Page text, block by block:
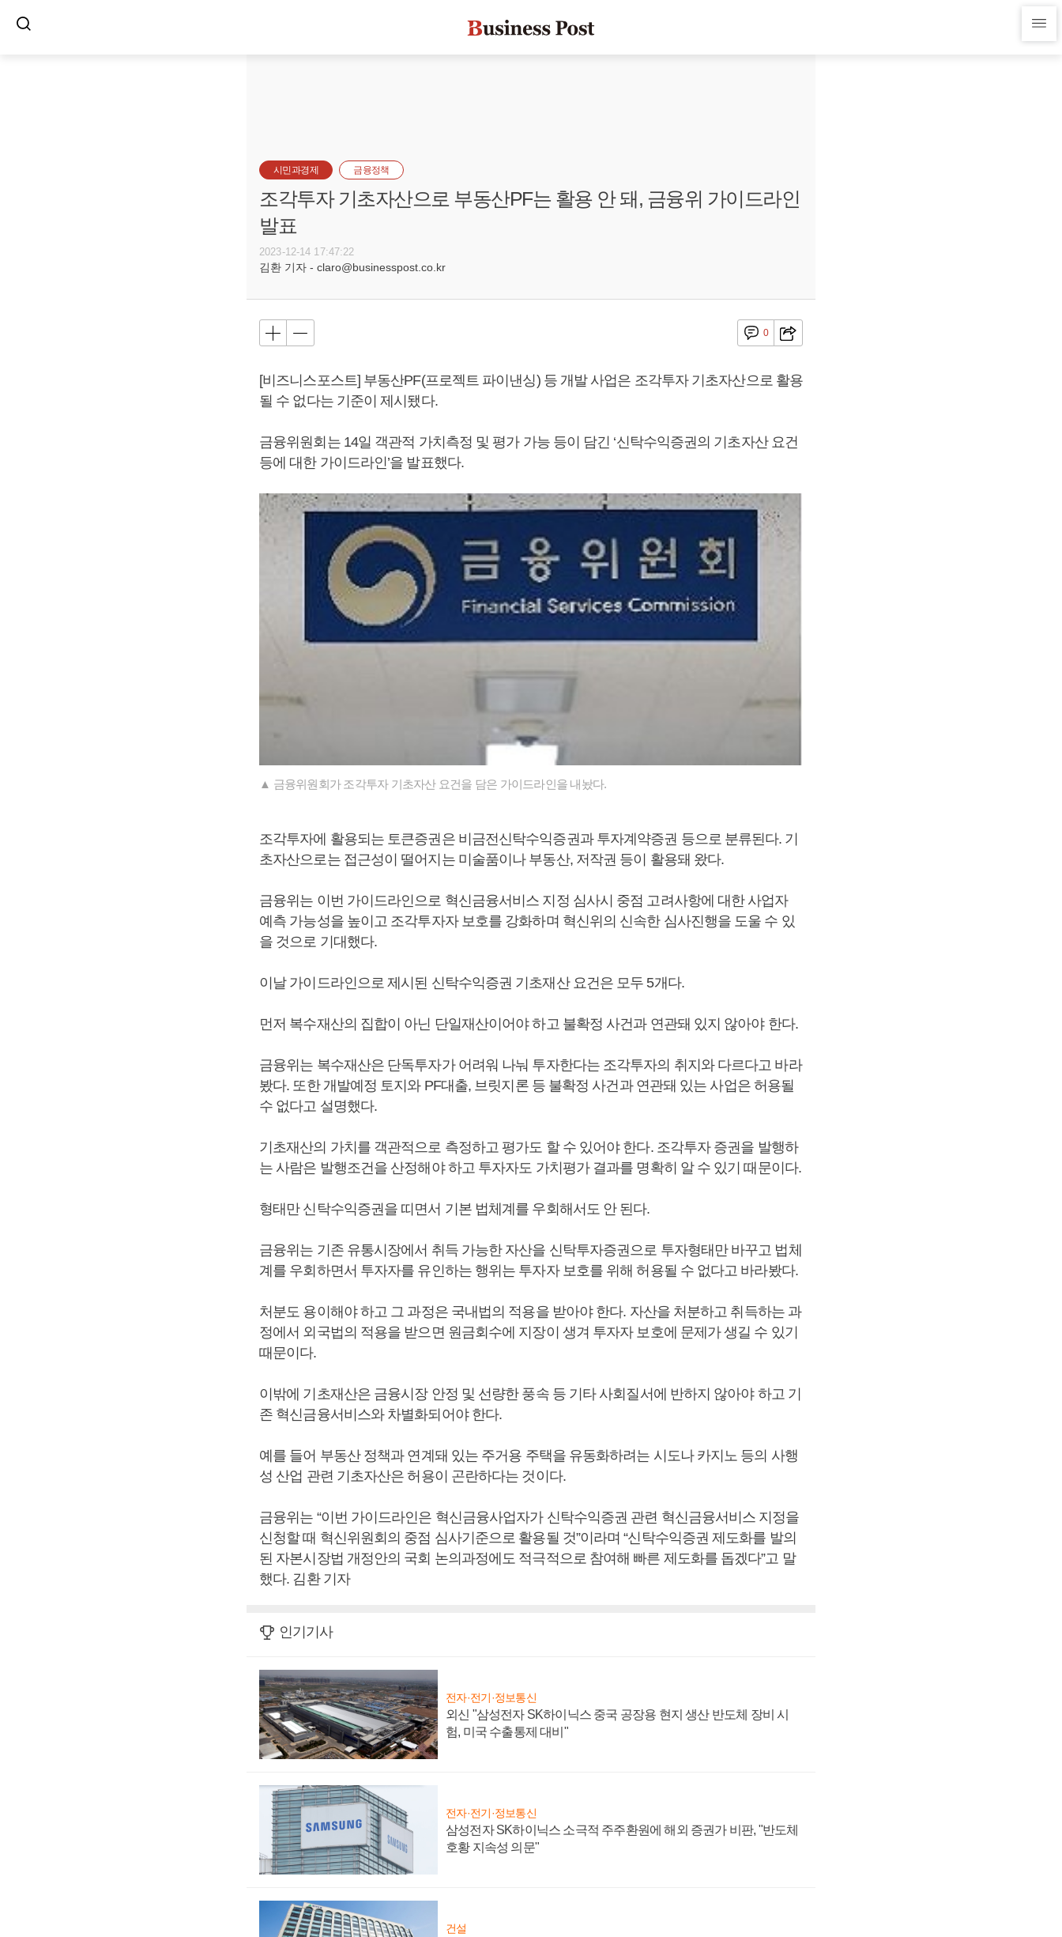
시민과경제 금융정책
조각투자 기초자산으로 부동산PF는 활용 안 돼, 금융위 가이드라인
발표
2023-12-14 17:47:22
김환 기자 - claro@businesspost.co.kr
0
[비즈니스포스트] 부동산PF(프로젝트 파이낸싱) 등 개발 사업은 조각투자 기초자산으로 활용
될 수 없다는 기준이 제시됐다.
금융위원회는 14일 객관적 가치측정 및 평가 가능 등이 담긴 ‘신탁수익증권의 기초자산 요건
등에 대한 가이드라인’을 발표했다.
▲ 금융위원회가 조각투자 기초자산 요건을 담은 가이드라인을 내놨다.
조각투자에 활용되는 토큰증권은 비금전신탁수익증권과 투자계약증권 등으로 분류된다. 기
초자산으로는 접근성이 떨어지는 미술품이나 부동산, 저작권 등이 활용돼 왔다.
금융위는 이번 가이드라인으로 혁신금융서비스 지정 심사시 중점 고려사항에 대한 사업자
예측 가능성을 높이고 조각투자자 보호를 강화하며 혁신위의 신속한 심사진행을 도울 수 있
을 것으로 기대했다.
이날 가이드라인으로 제시된 신탁수익증권 기초재산 요건은 모두 5개다.
먼저 복수재산의 집합이 아닌 단일재산이어야 하고 불확정 사건과 연관돼 있지 않아야 한다.
금융위는 복수재산은 단독투자가 어려워 나눠 투자한다는 조각투자의 취지와 다르다고 바라
봤다. 또한 개발예정 토지와 PF대출, 브릿지론 등 불확정 사건과 연관돼 있는 사업은 허용될
수 없다고 설명했다.
기초재산의 가치를 객관적으로 측정하고 평가도 할 수 있어야 한다. 조각투자 증권을 발행하
는 사람은 발행조건을 산정해야 하고 투자자도 가치평가 결과를 명확히 알 수 있기 때문이다.
형태만 신탁수익증권을 띠면서 기본 법체계를 우회해서도 안 된다.
금융위는 기존 유통시장에서 취득 가능한 자산을 신탁투자증권으로 투자형태만 바꾸고 법체
계를 우회하면서 투자자를 유인하는 행위는 투자자 보호를 위해 허용될 수 없다고 바라봤다.
처분도 용이해야 하고 그 과정은 국내법의 적용을 받아야 한다. 자산을 처분하고 취득하는 과
정에서 외국법의 적용을 받으면 원금회수에 지장이 생겨 투자자 보호에 문제가 생길 수 있기
때문이다.
이밖에 기초재산은 금융시장 안정 및 선량한 풍속 등 기타 사회질서에 반하지 않아야 하고 기
존 혁신금융서비스와 차별화되어야 한다.
예를 들어 부동산 정책과 연계돼 있는 주거용 주택을 유동화하려는 시도나 카지노 등의 사행
성 산업 관련 기초자산은 허용이 곤란하다는 것이다.
금융위는 “이번 가이드라인은 혁신금융사업자가 신탁수익증권 관련 혁신금융서비스 지정을
신청할 때 혁신위원회의 중점 심사기준으로 활용될 것”이라며 “신탁수익증권 제도화를 발의
된 자본시장법 개정안의 국회 논의과정에도 적극적으로 참여해 빠른 제도화를 돕겠다”고 말
했다. 김환 기자
인기기사
전자·전기·정보통신
외신 "삼성전자 SK하이닉스 중국 공장용 현지 생산 반도체 장비 시
험, 미국 수출통제 대비"
전자·전기·정보통신
삼성전자 SK하이닉스 소극적 주주환원에 해외 증권가 비판, "반도체
호황 지속성 의문"
건설